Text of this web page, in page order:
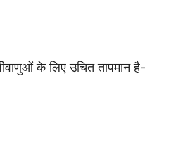
के लिए उचित तापमान है-